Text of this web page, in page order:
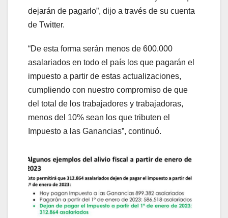
dejarán de pagarlo”, dijo a través de su cuenta
de Twitter.
“De esta forma serán menos de 600.000
asalariados en todo el país los que pagarán el
impuesto a partir de estas actualizaciones,
cumpliendo con nuestro compromiso de que
del total de los trabajadores y trabajadoras,
menos del 10% sean los que tributen el
Impuesto a las Ganancias”, continuó.